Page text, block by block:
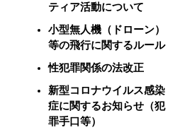
ティア活動について
小型無人機（ドローン）
等の飛行に関するルール
性犯罪関係の法改正
新型コロナウイルス感染
症に関するお知らせ（犯
罪手口等）